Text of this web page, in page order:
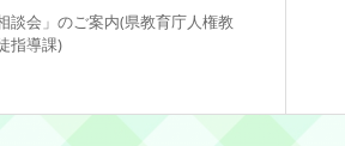
談会」のご案内(県教育庁人権教
指導課)